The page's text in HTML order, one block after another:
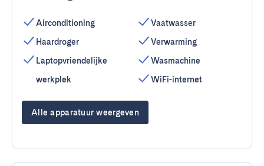
Airconditioning
Haardroger
Laptopvriendelijke
werkplek
Vaatwasser
Verwarming
Wasmachine
WiFi-internet
Alle apparatuur weergeven